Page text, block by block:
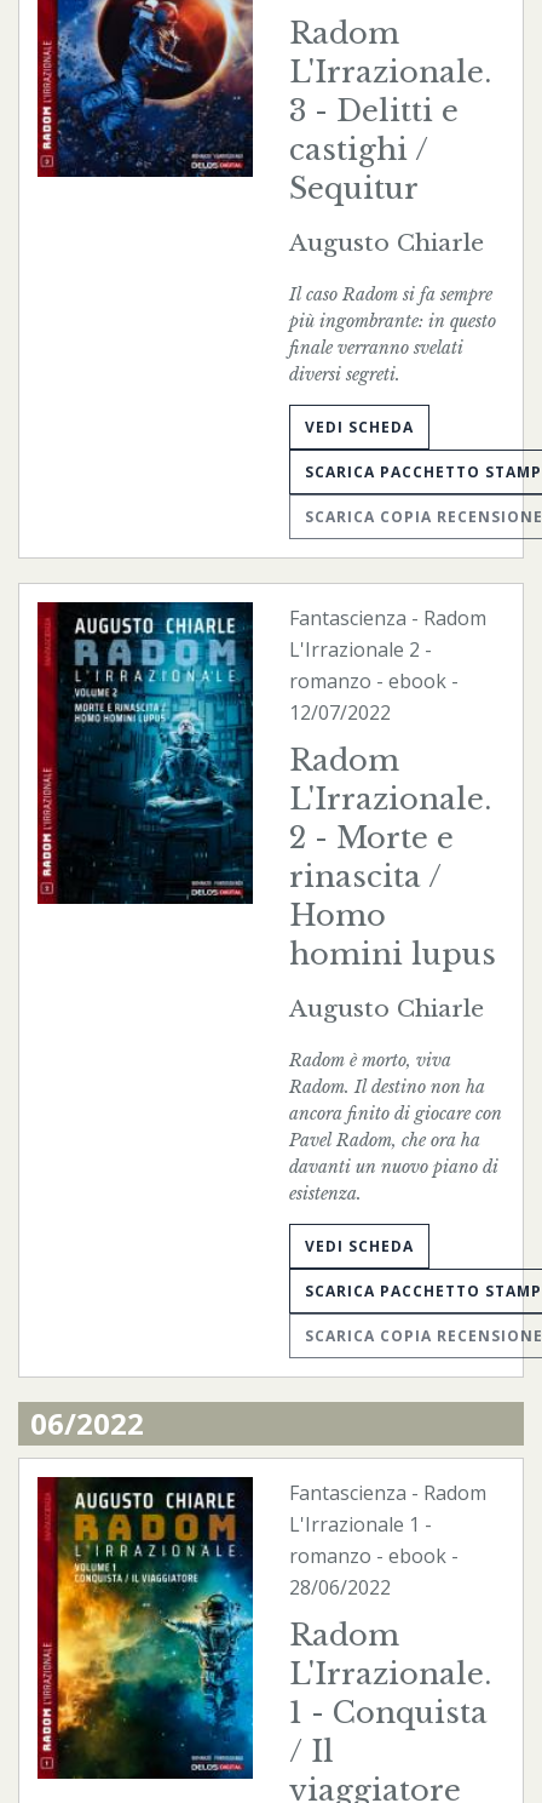
Radom
L'Irrazionale.
3 - Delitti e
castighi /
Sequitur
Augusto Chiarle
Il caso Radom si fa sempre
più ingombrante: in questo
finale verranno svelati
diversi segreti.
VEDI SCHEDA
SCARICA PACCHETTO
SCARICA COPIA RECENSIONE
Fantascienza - Radom
L'Irrazionale 2 -
romanzo - ebook -
12/07/2022
Radom
L'Irrazionale.
2 - Morte e
rinascita /
Homo
homini lupus
Augusto Chiarle
Radom è morto, viva
Radom. Il destino non ha
ancora finito di giocare con
Pavel Radom, che ora ha
davanti un nuovo piano di
esistenza.
VEDI SCHEDA
SCARICA PACCHETTO
SCARICA COPIA RECENSIONE
06/2022
Fantascienza - Radom
L'Irrazionale 1 -
romanzo - ebook -
28/06/2022
Radom
L'Irrazionale.
1 - Conquista
/ Il
viaggiatore